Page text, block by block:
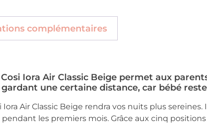
complémentaires
Iora Air Classic Beige permet aux
une certaine distance, car bébé
Iora Air Classic Beige rendra vos nuits plus
les premiers mois. Grâce aux cinq